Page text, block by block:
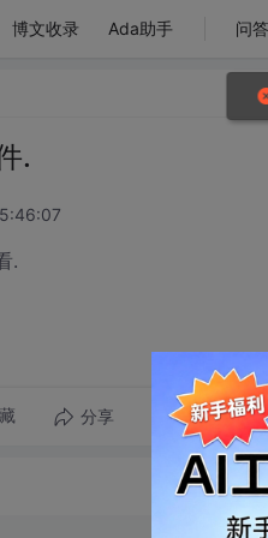
博文收录 Ada助手 问答
.
.
分享 转发到动态